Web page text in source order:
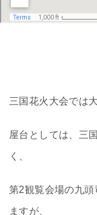
三国花火大会では
屋台としては、三
く、
第2観覧会場の九
ますが、